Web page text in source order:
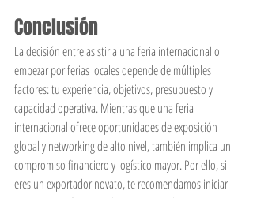
Conclusión
La decisión entre asistir a una feria internacional o
empezar por ferias locales depende de múltiples
factores: tu experiencia, objetivos, presupuesto y
capacidad operativa. Mientras que una feria
internacional ofrece oportunidades de exposición
global y networking de alto nivel, también implica un
compromiso financiero y logístico mayor. Por ello, si
eres un exportador novato, te recomendamos iniciar